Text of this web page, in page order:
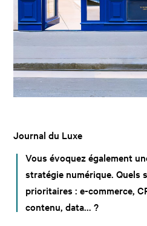
Journal du Luxe
Vous évoquez également
stratégie numérique. Quels
prioritaires : e-commerce,
contenu, data… ?